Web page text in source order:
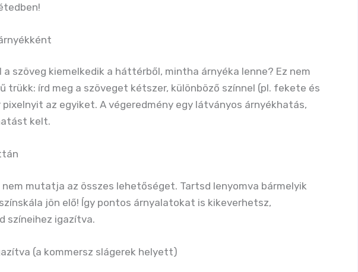
szöveg kiemelkedik a háttérből, mintha árnyéka lenne? Ez nem
trükk: írd meg a szöveget kétszer, különböző színnel (pl. fekete és
az egyiket. A végeredmény egy látványos árnyékhatás,
kelt.
mutatja az összes lehetőséget. Tartsd lenyomva bármelyik
jön elő! Így pontos árnyalatokat is kikeverhetsz,
színeihez igazítva.
(a kommersz slágerek helyett)